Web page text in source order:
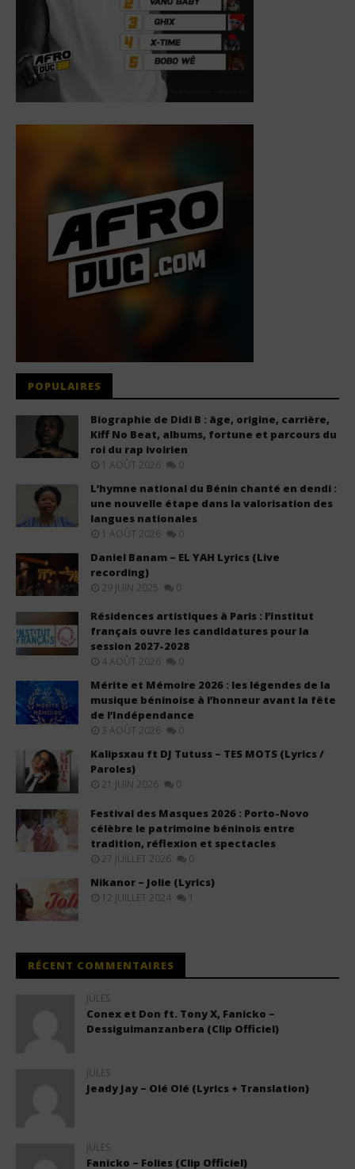
POPULAIRES
Biographie de Didi B : âge, origine, carrière,
Kiff No Beat, albums, fortune et parcours du
roi du rap ivoirien
1 AOÛT 2026 0
L’hymne national du Bénin chanté en dendi :
une nouvelle étape dans la valorisation des
langues nationales
1 AOÛT 2026 0
Daniel Banam – EL YAH Lyrics (Live
recording)
29 JUIN 2025 0
Résidences artistiques à Paris : l’Institut
français ouvre les candidatures pour la
session 2027-2028
4 AOÛT 2026 0
Mérite et Mémoire 2026 : les légendes de la
musique béninoise à l’honneur avant la fête
de l’Indépendance
3 AOÛT 2026 0
Kalipsxau ft DJ Tutuss – TES MOTS (Lyrics /
Paroles)
21 JUIN 2026 0
Festival des Masques 2026 : Porto-Novo
célèbre le patrimoine béninois entre
tradition, réflexion et spectacles
27 JUILLET 2026 0
Nikanor – Jolie (Lyrics)
12 JUILLET 2024 1
RÉCENT COMMENTAIRES
JULES
Conex et Don ft. Tony X, Fanicko –
Dessiguimanzanbera (Clip Officiel)
JULES
Jeady Jay – Olé Olé (Lyrics + Translation)
JULES
Fanicko – Folies (Clip Officiel)